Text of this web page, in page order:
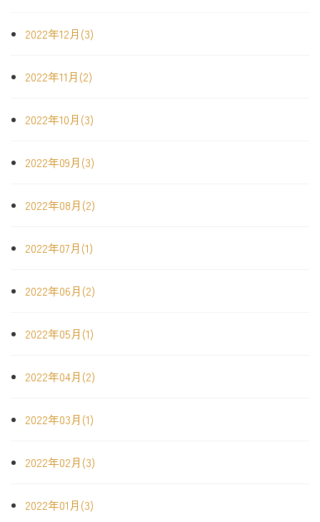
2022年12月(3)
2022年11月(2)
2022年10月(3)
2022年09月(3)
2022年08月(2)
2022年07月(1)
2022年06月(2)
2022年05月(1)
2022年04月(2)
2022年03月(1)
2022年02月(3)
2022年01月(3)